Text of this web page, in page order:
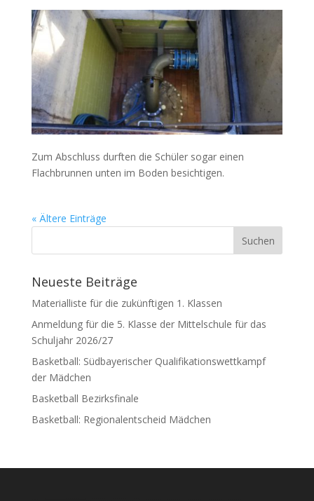
Zum Abschluss durften die Schüler sogar einen
Flachbrunnen unten im Boden besichtigen.
« Ältere Einträge
Neueste Beiträge
Materialliste für die zukünftigen 1. Klassen
Anmeldung für die 5. Klasse der Mittelschule für das
Schuljahr 2026/27
Basketball: Südbayerischer Qualifikationswettkampf
der Mädchen
Basketball Bezirksfinale
Basketball: Regionalentscheid Mädchen